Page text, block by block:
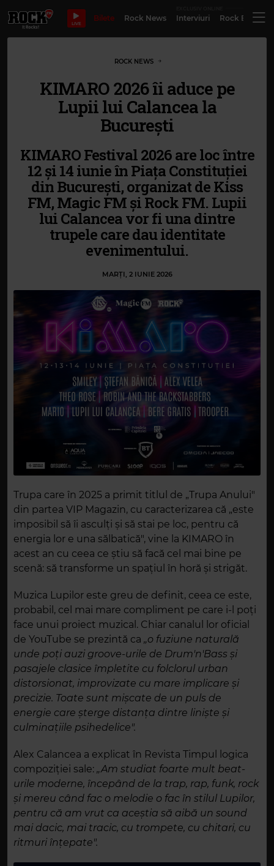
LIVE
Bilete Rock News Interviuri Rock
ROCK NEWS
KIMARO 2026 îi aduce pe
Lupii lui Calancea la
București
KIMARO Festival 2026 are loc între
12 și 14 iunie în Piața Constituției
din București, organizat de Kiss
FM, Magic FM și Rock FM. Lupii
lui Calancea vor fi una dintre
trupele care dau identitate
evenimentului.
MARȚI, 2 IUNIE 2026
Trupa care în 2025 a primit titlul de „Trupa Anului"
din partea VIP Magazin, cu caracterizarea că „este
imposibil să îi asculți și să stai pe loc, pentru că
energia lor e una sălbatică", vine la KIMARO în
acest an cu ceea ce știu să facă cel mai bine pe
scenă: să transforme un spațiul în horă și strigăt.
Muzica Lupilor este greu de definit, ceea ce este,
probabil, cel mai mare compliment pe care i-l poți
face unui proiect muzical. Chiar canalul lor oficial
de YouTube se prezintă ca „o fuziune naturală
unde poți auzi groove-urile de Drum'n'Bass și
pasajele clasice împletite cu folclorul urban
distorsionat, improvizate cu mare implicare și
precizie. Toate sunt mișcate de un puls de
energie care șterge distanța dintre liniște și
culminațiile psihedelice".
Alex Calancea a explicat în Revista Timpul logica
compoziției sale: „Am studiat foarte mult beat-
urile moderne, începând de la trap, rap, funk, rock
și mereu când fac o melodie o fac în stilul Lupilor,
pentru că am vrut ca aceștia să aibă un sound
mai dacic, mai tracic, cu trompete, cu chitari, cu
ritmuri înțepate".